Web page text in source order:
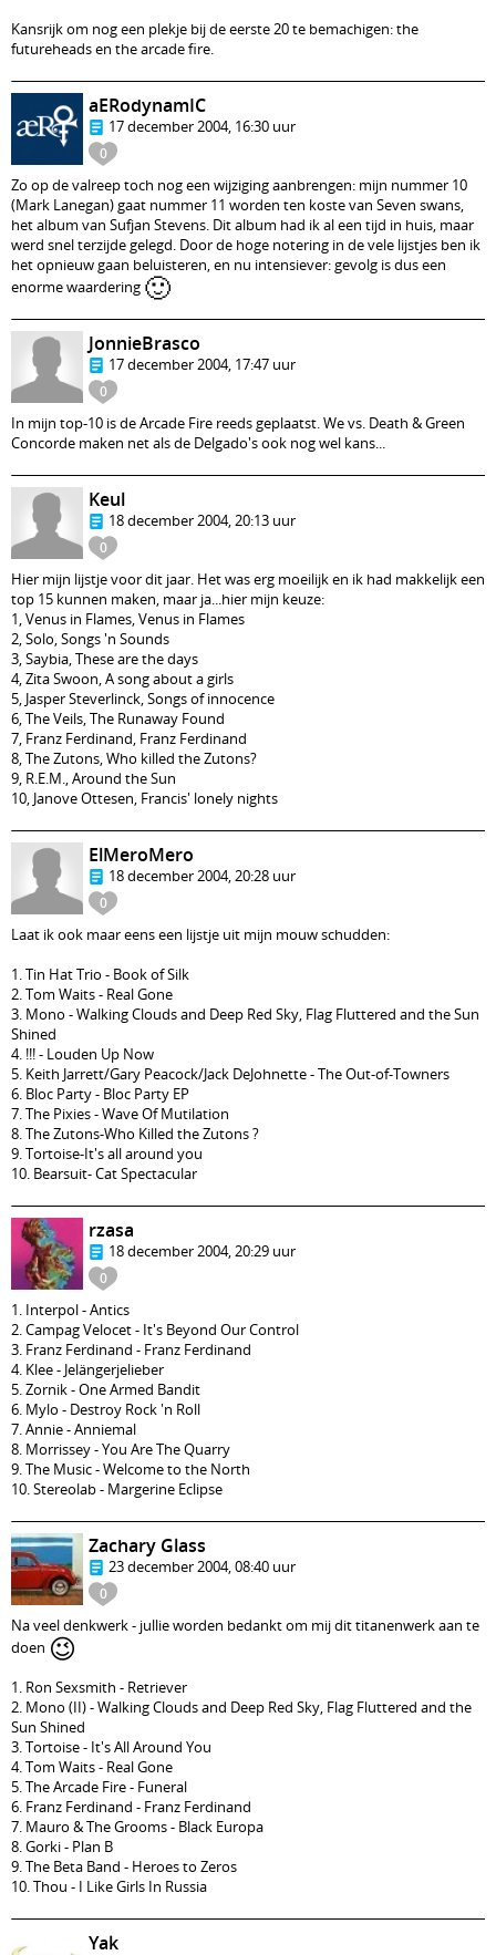
Kansrijk om nog een plekje bij de eerste 20 te bemachigen: the
futureheads en the arcade fire.
0
aERodynamIC
17 december 2004, 16:30 uur
Zo op de valreep toch nog een wijziging aanbrengen: mijn nummer 10
(Mark Lanegan) gaat nummer 11 worden ten koste van Seven swans,
het album van Sufjan Stevens. Dit album had ik al een tijd in huis, maar
werd snel terzijde gelegd. Door de hoge notering in de vele lijstjes ben ik
het opnieuw gaan beluisteren, en nu intensiever: gevolg is dus een
enorme waardering 🙂
0
JonnieBrasco
17 december 2004, 17:47 uur
In mijn top-10 is de Arcade Fire reeds geplaatst. We vs. Death & Green
Concorde maken net als de Delgado's ook nog wel kans...
0
Keul
18 december 2004, 20:13 uur
Hier mijn lijstje voor dit jaar. Het was erg moeilijk en ik had makkelijk een
top 15 kunnen maken, maar ja...hier mijn keuze:
1, Venus in Flames, Venus in Flames
2, Solo, Songs 'n Sounds
3, Saybia, These are the days
4, Zita Swoon, A song about a girls
5, Jasper Steverlinck, Songs of innocence
6, The Veils, The Runaway Found
7, Franz Ferdinand, Franz Ferdinand
8, The Zutons, Who killed the Zutons?
9, R.E.M., Around the Sun
10, Janove Ottesen, Francis' lonely nights
0
ElMeroMero
18 december 2004, 20:28 uur
Laat ik ook maar eens een lijstje uit mijn mouw schudden:
1. Tin Hat Trio - Book of Silk
2. Tom Waits - Real Gone
3. Mono - Walking Clouds and Deep Red Sky, Flag Fluttered and the Sun
Shined
4. !!! - Louden Up Now
5. Keith Jarrett/Gary Peacock/Jack DeJohnette - The Out-of-Towners
6. Bloc Party - Bloc Party EP
7. The Pixies - Wave Of Mutilation
8. The Zutons-Who Killed the Zutons ?
9. Tortoise-It's all around you
10. Bearsuit- Cat Spectacular
0
rzasa
18 december 2004, 20:29 uur
1. Interpol - Antics
2. Campag Velocet - It's Beyond Our Control
3. Franz Ferdinand - Franz Ferdinand
4. Klee - Jelängerjelieber
5. Zornik - One Armed Bandit
6. Mylo - Destroy Rock 'n Roll
7. Annie - Anniemal
8. Morrissey - You Are The Quarry
9. The Music - Welcome to the North
10. Stereolab - Margerine Eclipse
0
Zachary Glass
23 december 2004, 08:40 uur
Na veel denkwerk - jullie worden bedankt om mij dit titanenwerk aan te
doen 😉
1. Ron Sexsmith - Retriever
2. Mono (II) - Walking Clouds and Deep Red Sky, Flag Fluttered and the
Sun Shined
3. Tortoise - It's All Around You
4. Tom Waits - Real Gone
5. The Arcade Fire - Funeral
6. Franz Ferdinand - Franz Ferdinand
7. Mauro & The Grooms - Black Europa
8. Gorki - Plan B
9. The Beta Band - Heroes to Zeros
10. Thou - I Like Girls In Russia
Yak